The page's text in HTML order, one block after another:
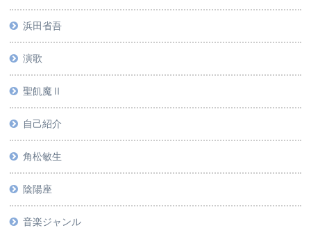
浜田省吾
演歌
聖飢魔Ⅱ
自己紹介
角松敏生
陰陽座
音楽ジャンル